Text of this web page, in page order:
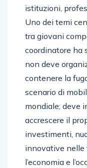
istituzioni,
Uno dei temi
tra giovani
coordinatore ha
non deve
contenere la
scenario di
mondiale; deve
accrescere il
investimenti,
innovative nelle
l’economia e